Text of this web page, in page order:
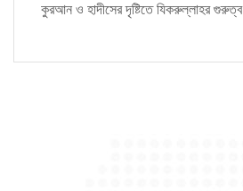
কুরআন ও হাদীসের দৃষ্টিতে যিকরুল্লাহর গুরুত্ব